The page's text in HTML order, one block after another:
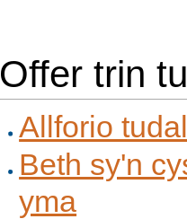
Offer trin
Allforio
Beth sy'n
yma